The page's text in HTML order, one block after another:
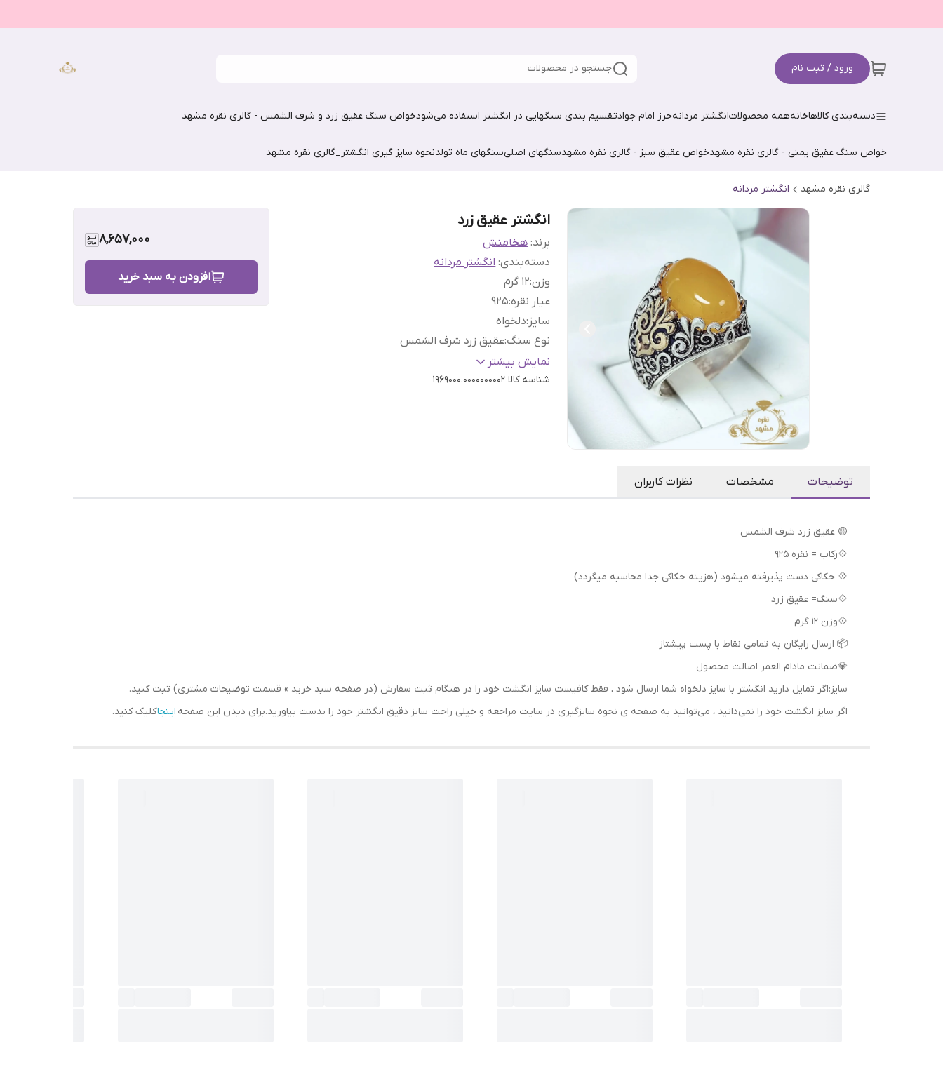
ورود / ثبت نام جستجو در محصولات
دسته‌بندی کالاهاخانههمه محصولاتانگشتر مردانهحرز امام جوادتقسیم بندی سنگهایی در انگشتر استفاده می‌شودخواص سنگ عقیق زرد و شرف الشمس - گالری نقره مشهد
خواص سنگ عقیق یمنی - گالری نقره مشهدخواص عقیق سبز - گالری نقره مشهدسنگهای اصلیسنگهای ماه تولدنحوه سایز گیری انگشتر_گالری نقره مشهد
گالری نقره مشهد انگشتر مردانه
انگشتر عقیق زرد
برند: هخامنش
دسته‌بندی:انگشتر مردانه
وزن:12 گرم
عیار نقره:
925
سایز :دلخواه
نوع سنگ:عقیق زرد شرف الشمس
رنگ نگین:زرد
نمایش بیشتر
شناسه کالا 1969000.0000000002
8,657,000
افزودن به سبد خرید
توضیحات مشخصات نظرات کاربران
🟡 عقیق زرد شرف الشمس
💠رکاب = نقره 925
💠 حکاکی دست پذیرفته میشود (هزینه حکاکی جدا محاسبه میگردد)
💠سنگ= عقیق زرد
💠وزن 12 گرم
📦 ارسال رایگان به تمامی نقاط با پست پیشتاز
💎ضمانت مادام العمر اصالت محصول
سایز:اگر تمایل دارید انگشتر با سایز دلخواه شما ارسال شود ، فقط کافیست سایز انگشت خود را در هنگام ثبت سفارش (در صفحه سبد خرید » قسمت توضیحات مشتری) ثبت کنید.
اگر سایز انگشت خود را نمی‌دانید ، می‌توانید به صفحه ی نحوه سایزگیری در سایت مراجعه و خیلی راحت سایز دقیق انگشتر خود را بدست بیاورید.برای دیدن این صفحه اینجاکلیک کنید.